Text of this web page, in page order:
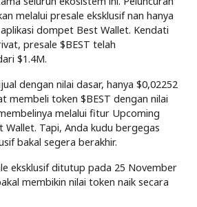
melalui presale eksklusif nan hanya
dompet Best Wallet. Kendati
presale $BEST telah
$1.4M.
dengan nilai dasar, hanya $0,02252
membeli token $BEST dengan nilai
melalui fitur Upcoming
Wallet. Tapi, Anda kudu bergegas
bakal segera berakhir.
eksklusif ditutup pada 25 November
membikin nilai token naik secara